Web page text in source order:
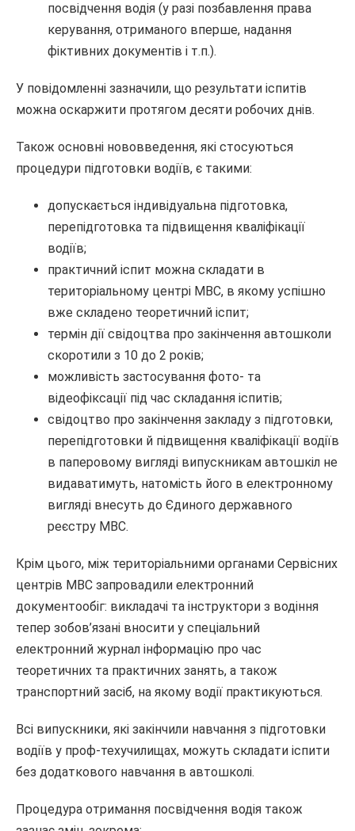
посвідчення водія (у разі позбавлення права
керування, отриманого вперше, надання
фіктивних документів і т.п.).
У повідомленні зазначили, що результати іспитів
можна оскаржити протягом десяти робочих днів.
Також основні нововведення, які стосуються
процедури підготовки водіїв, є такими:
допускається індивідуальна підготовка,
перепідготовка та підвищення кваліфікації
водіїв;
практичний іспит можна складати в
територіальному центрі МВС, в якому успішно
вже складено теоретичний іспит;
термін дії свідоцтва про закінчення автошколи
скоротили з 10 до 2 років;
можливість застосування фото- та
відеофіксації під час складання іспитів;
свідоцтво про закінчення закладу з підготовки,
перепідготовки й підвищення кваліфікації водіїв
в паперовому вигляді випускникам автошкіл не
видаватимуть, натомість його в електронному
вигляді внесуть до Єдиного державного
реєстру МВС.
Крім цього, між територіальними органами Сервісних
центрів МВС запровадили електронний
документообіг: викладачі та інструктори з водіння
тепер зобов’язані вносити у спеціальний
електронний журнал інформацію про час
теоретичних та практичних занять, а також
транспортний засіб, на якому водії практикуються.
Всі випускники, які закінчили навчання з підготовки
водіїв у проф-техучилищах, можуть складати іспити
без додаткового навчання в автошколі.
Процедура отримання посвідчення водія також